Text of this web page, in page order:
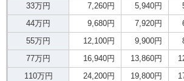
33万円
7,260円 5,940円
44万円
9,680円 7,920円
55万円
12,100円 9,900円
77万円
16,940円 13,860円
110万円
24,200円 19,800円